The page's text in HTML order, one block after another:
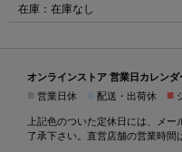
在庫：在庫なし
オンラインストア 営業日カレンダ
営業日休 配送・出荷休 ■
上記色のついた定休日には、メ
了承下さい。直営店舗の営業時間